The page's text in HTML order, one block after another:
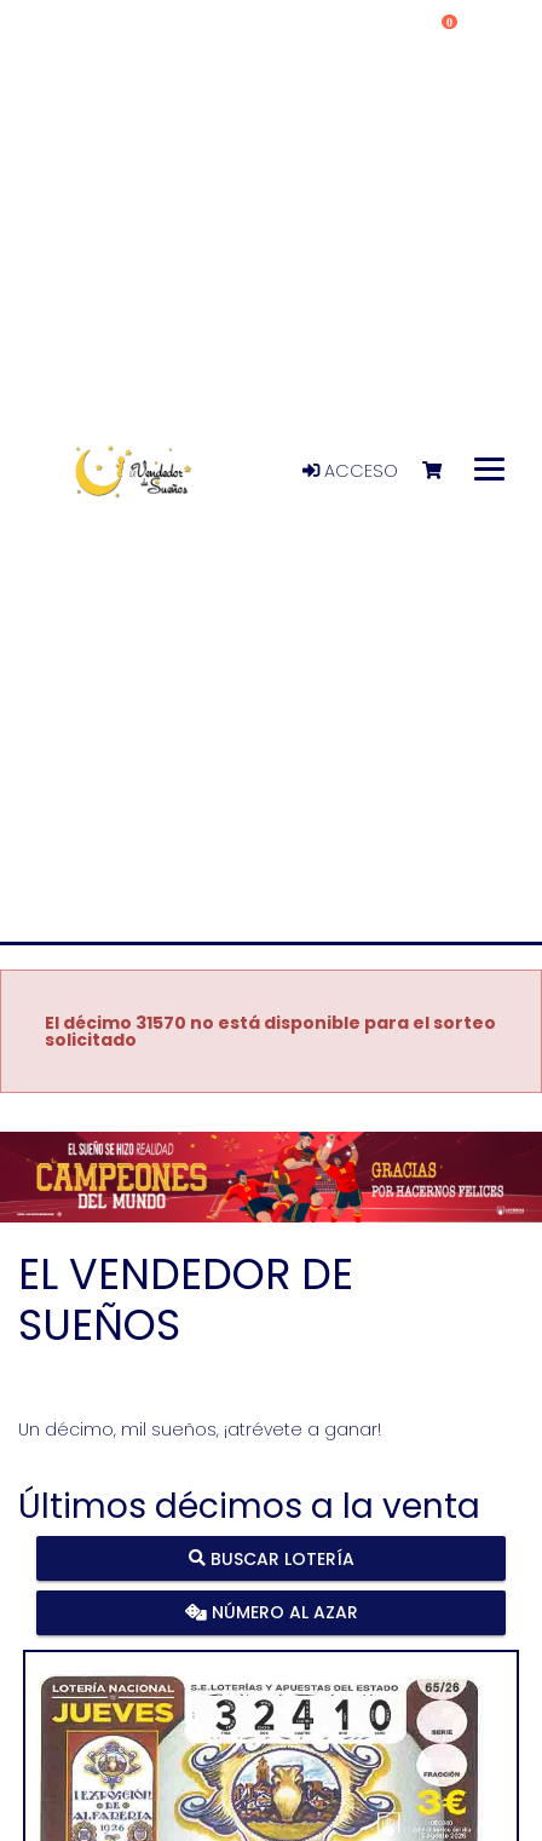
ACCESO
0
El décimo 31570 no está disponible para el sorteo
solicitado
EL VENDEDOR DE
SUEÑOS
Un décimo, mil sueños, ¡atrévete a ganar!
Últimos décimos a la venta
BUSCAR LOTERÍA
NÚMERO AL AZAR